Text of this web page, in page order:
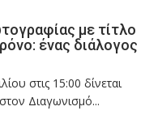
με τίτλο
ένας διάλογος
στις 15:00 δίνεται
Διαγωνισμό...